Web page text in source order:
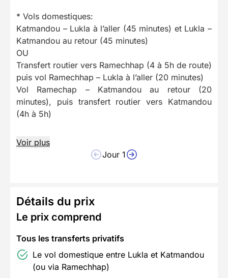
* Vols domestiques:
Katmandou – Lukla à l’aller (45 minutes) et Lukla –
Katmandou au retour (45 minutes)
OU
Transfert routier vers Ramechhap (4 à 5h de route)
puis vol Ramechhap – Lukla à l’aller (20 minutes)
Vol Ramechap – Katmandou au retour (20
minutes), puis transfert routier vers Katmandou
(4h à 5h)
Voir plus
Jour 1
Détails du prix
Le prix comprend
Tous les transferts privatifs
Le vol domestique entre Lukla et Katmandou
(ou via Ramechhap)